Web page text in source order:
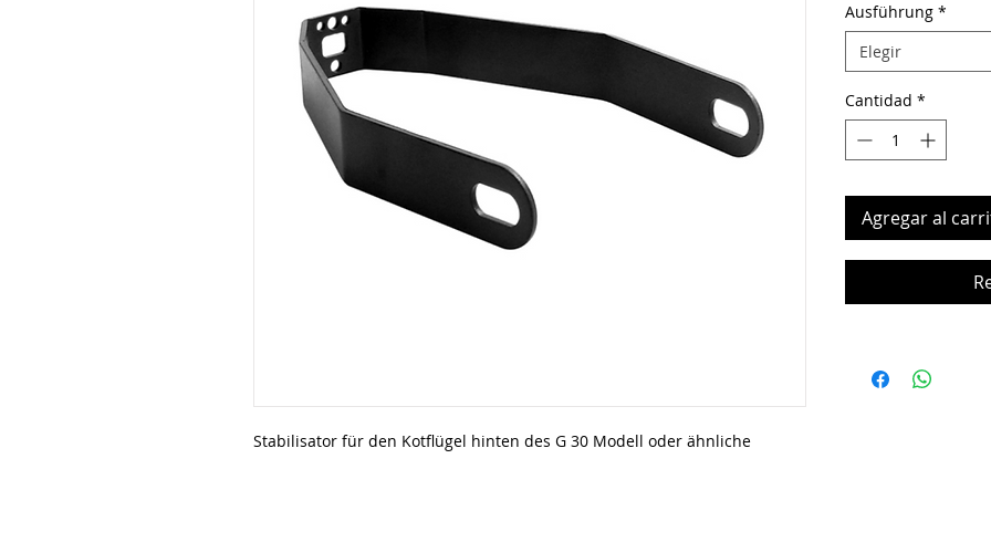
Stabilisator für den Kotflügel hinten des G 30 Modell oder ähnliche
Ausführung *
Elegir
Cantidad *
Agregar al